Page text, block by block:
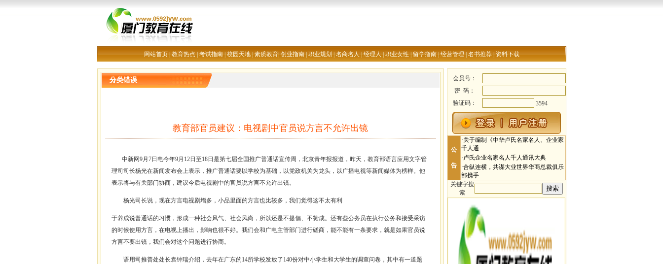
网站首页|教育热点|考试指南|校园天地|素质教育|创业指南|职业规划|名商名人|经理人|职业女性|留学指南|经营管理|名书推荐|资料下载
分类错误
教育部官员建议：电视剧中官员说方言不允许出镜
中新网9月7日电今年9月12日至18日是第七届全国推广普通话宣传周，北京青年报报道，昨天，教育部语言应用文字管
理司司长杨光在新闻发布会上表示，推广普通话要以学校为基础，以党政机关为龙头，以广播电视等新闻媒体为榜样。他
表示将与有关部门协商，建议今后电视剧中的官员说方言不允许出镜。
杨光司长说，现在方言电视剧增多，小品里面的方言也比较多，我们觉得这不太有利
于养成说普通话的习惯，形成一种社会风气、社会风尚，所以还是不提倡、不赞成。还有些公务员在执行公务和接受采访
的时候使用方言，在电视上播出，影响也很不好。我们会和广电主管部门进行磋商，能不能有一条要求，就是如果官员说
方言不要出镜，我们会对这个问题进行协商。
语用司推普处处长袁钟瑞介绍，去年在广东的14所学校发放了140份对中小学生和大学生的调查问卷，其中有一道题
会员号：
密 码：
验证码：
3594
公
告
·关于编制《中华卢氏名家名人、企业家
千人通
·卢氏企业名家名人千人通讯大典
·合纵连横，共谋大业世界华商总裁俱乐
部携手
关键字搜
索